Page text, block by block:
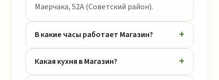
Маерчака, 52А (Советский район).
В какие часы работает Магазин?
Какая кухня в Магазин?